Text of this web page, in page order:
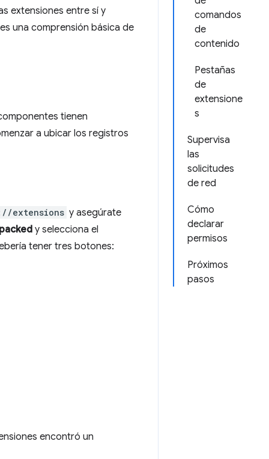
comandos
de
contenido
Pestañas
de
extensione
s
Supervisa
las
solicitudes
de red
Cómo
declarar
permisos
Próximos
pasos
extensiones entre sí y
una comprensión básica de
tienen
a ubicar los registros
extensions y asegúrate
y selecciona el
tener tres botones:
encontró un